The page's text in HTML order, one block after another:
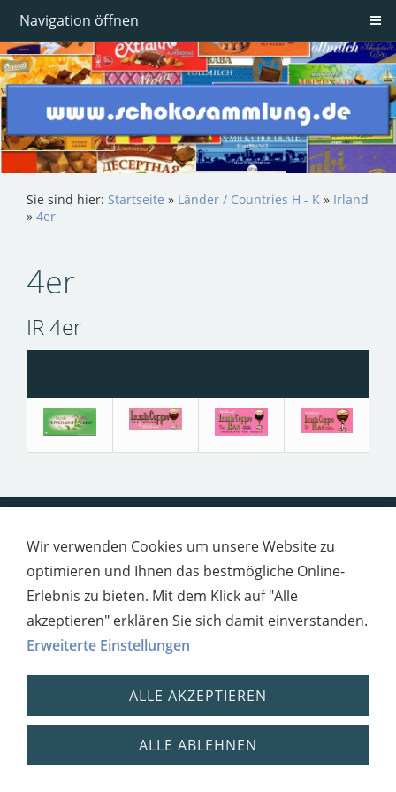
Navigation öffnen
Sie sind hier: Startseite » Länder / Countries H - K » Irland
» 4er
4er
IR 4er
Wir verwenden Cookies um unsere Website zu
optimieren und Ihnen das bestmögliche Online-
Erlebnis zu bieten. Mit dem Klick auf "Alle
akzeptieren" erklären Sie sich damit einverstanden.
Erweiterte Einstellungen
ALLE AKZEPTIEREN
ALLE ABLEHNEN